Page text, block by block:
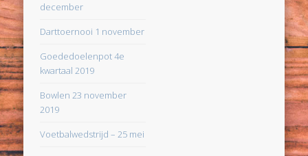
december
Darttoernooi 1 november
Goededoelenpot 4e
kwartaal 2019
Bowlen 23 november
2019
Voetbalwedstrijd – 25 mei